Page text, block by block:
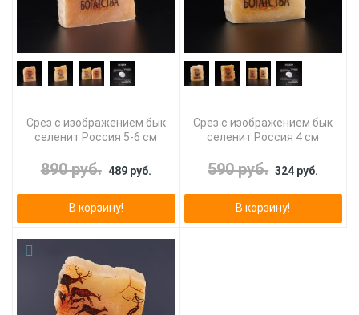
Срез с изображением бык
селенит Россия 5-6 см
890 руб. 489 руб.
В корзину!
Срез с изображением бык
селенит Россия 4 см
590 руб. 324 руб.
В корзину!